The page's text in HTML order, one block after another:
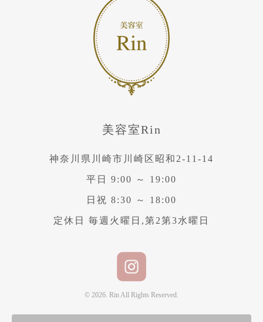
美容室Rin
神奈川県川崎市川崎区昭和2-11-14
平日 9:00 ～ 19:00
日祝 8:30 ～ 18:00
定休日 毎週火曜日,第2第3水曜日
© 2026. Rin All Rights Reserved.